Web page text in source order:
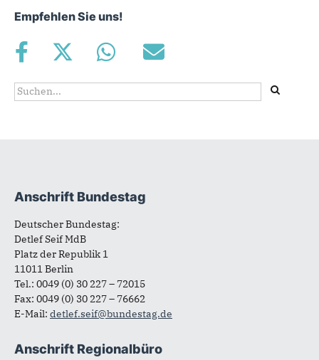
Empfehlen Sie uns!
Suchformular
Suche
Fußbereich
Anschrift Bundestag
Deutscher Bundestag:
Detlef Seif MdB
Platz der Republik 1
11011 Berlin
Tel.: 0049 (0) 30 227 – 72015
Fax: 0049 (0) 30 227 – 76662
E-Mail: detlef.seif@bundestag.de
Anschrift Regionalbüro